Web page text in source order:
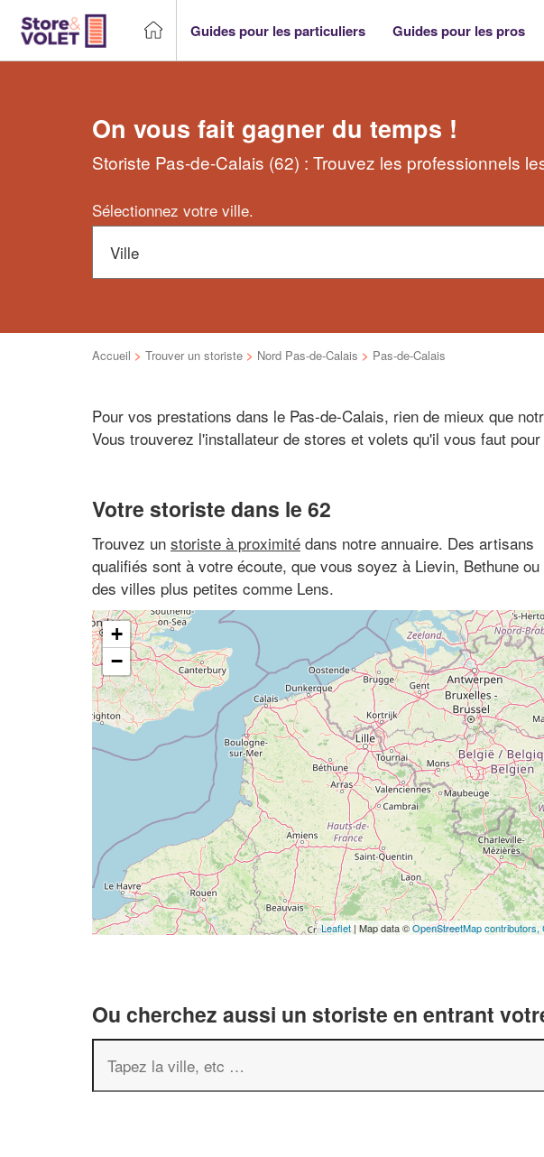
Guides pour les particuliers Guides pour les pros
On vous fait gagner du temps !
Storiste Pas-de-Calais (62) : Trouvez les professionnels
Sélectionnez votre ville.
Accueil > Trouver un storiste > Nord Pas-de-Calais > Pas-de-Calais
Pour vos prestations dans le Pas-de-Calais, rien de mieux que
Vous trouverez l'installateur de stores et volets qu'il vous faut pour
Votre storiste dans le 62
Trouvez un storiste à proximité dans notre annuaire. Des artisans
qualifiés sont à votre écoute, que vous soyez à Lievin, Bethune ou
des villes plus petites comme Lens.
+
−
Leaflet| Map data ©OpenStreetMap contributors,
Ou cherchez aussi un storiste en entrant